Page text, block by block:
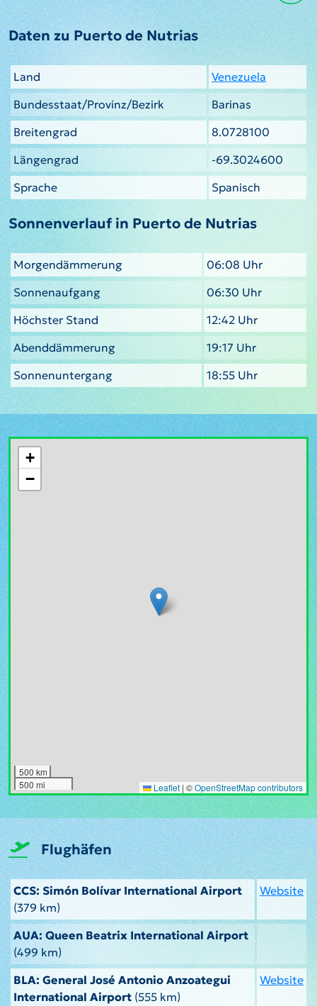
Daten zu Puerto de Nutrias
Land
Venezuela
Bundesstaat/Provinz/Bezirk
Barinas
Breitengrad
8.0728100
Längengrad
-69.3024600
Sprache
Spanisch
Sonnenverlauf in Puerto de Nutrias
Morgendämmerung
06:08 Uhr
Sonnenaufgang
06:30 Uhr
Höchster Stand
12:42 Uhr
Abenddämmerung
19:17 Uhr
Sonnenuntergang
18:55 Uhr
+
−
500 km
500 mi
Leaflet | ©OpenStreetMap contributors
Flughäfen
CCS: Simón Bolívar International Airport
(379 km)
Website
AUA: Queen Beatrix International Airport
(499 km)
BLA: General José Antonio Anzoategui
International Airport (555 km)
Website